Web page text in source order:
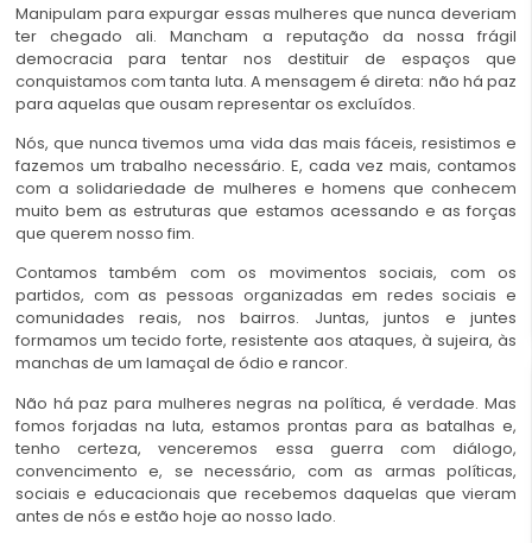
Manipulam para expurgar essas mulheres que nunca deveriam
ter chegado ali. Mancham a reputação da nossa frágil
democracia para tentar nos destituir de espaços que
conquistamos com tanta luta. A mensagem é direta: não há paz
para aquelas que ousam representar os excluídos.
Nós, que nunca tivemos uma vida das mais fáceis, resistimos e
fazemos um trabalho necessário. E, cada vez mais, contamos
com a solidariedade de mulheres e homens que conhecem
muito bem as estruturas que estamos acessando e as forças
que querem nosso fim.
Contamos também com os movimentos sociais, com os
partidos, com as pessoas organizadas em redes sociais e
comunidades reais, nos bairros. Juntas, juntos e juntes
formamos um tecido forte, resistente aos ataques, à sujeira, às
manchas de um lamaçal de ódio e rancor.
Não há paz para mulheres negras na política, é verdade. Mas
fomos forjadas na luta, estamos prontas para as batalhas e,
tenho certeza, venceremos essa guerra com diálogo,
convencimento e, se necessário, com as armas políticas,
sociais e educacionais que recebemos daquelas que vieram
antes de nós e estão hoje ao nosso lado.